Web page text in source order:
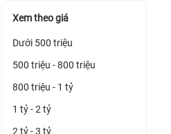
Xem theo giá
Dưới 500 triệu
500 triệu - 800 triệu
800 triệu - 1 tỷ
1 tỷ - 2 tỷ
2 tỷ - 3 tỷ